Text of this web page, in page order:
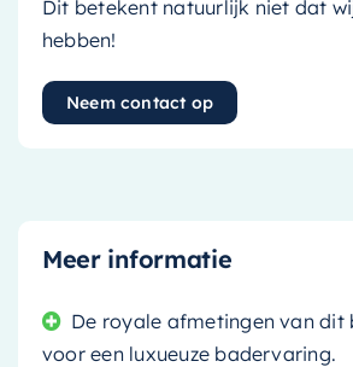
Dit betekent natuurlijk niet dat
hebben!
Neem contact op
Meer informatie
De royale afmetingen van dit
voor een luxueuze badervaring.